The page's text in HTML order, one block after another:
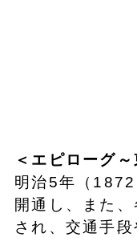
＜エピローグ
明治5年（
開通し、また
され、交通手